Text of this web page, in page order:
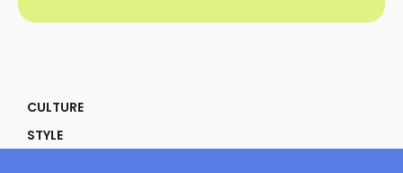
CULTURE
STYLE